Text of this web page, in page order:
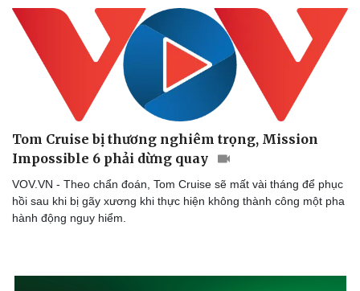
Tom Cruise bị thương nghiêm trọng, Mission
Impossible 6 phải dừng quay
VOV.VN - Theo chẩn đoán, Tom Cruise sẽ mất vài tháng để phục
hồi sau khi bị gãy xương khi thực hiện không thành công một pha
hành động nguy hiểm.